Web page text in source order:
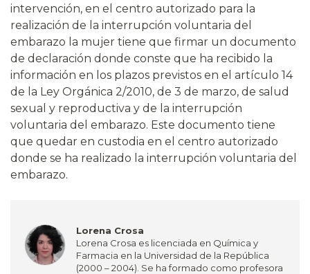
intervención, en el centro autorizado para la
realización de la interrupción voluntaria del
embarazo la mujer tiene que firmar un documento
de declaración donde conste que ha recibido la
información en los plazos previstos en el artículo 14
de la Ley Orgánica 2/2010, de 3 de marzo, de salud
sexual y reproductiva y de la interrupción
voluntaria del embarazo. Este documento tiene
que quedar en custodia en el centro autorizado
donde se ha realizado la interrupción voluntaria del
embarazo.
Lorena Crosa
Lorena Crosa es licenciada en Química y
Farmacia en la Universidad de la República
(2000 – 2004). Se ha formado como profesora